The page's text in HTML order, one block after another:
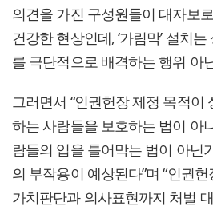
의견을 가진 구성원들이 대자보
건강한 현상인데, ‘가림막’ 설치
를 극단적으로 배격하는 행위 아
그러면서 “인권헌장 제정 목적이
하는 사람들을 보호하는 법이 아
람들의 입을 틀어막는 법이 아닌
의 부작용이 예상된다”며 “인권
가치판단과 의사표현까지 처벌